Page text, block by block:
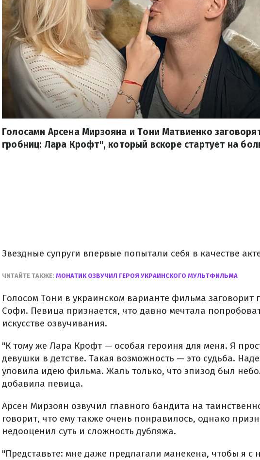
Голосами Арсена Мирзояна и Тони Матвиенко
гробниц: Лара Крофт", который вскоре стартует на
Звездные супруги впервые попытали себя в качестве
ЧИТАЙТЕ ТАКЖЕ: МОНАТИК ОЗВУЧИЛ ГЕРОЯ УКРАИНСКОГО МУЛЬТФИЛЬМА
Голосом Тони в украинском варианте фильма
Софи. Певица признается, что давно мечтала
искусстве озвучивания.
"К тому же Лара Крофт — особая героиня для меня. Я
девушки в детстве. Такая возможность — это судьба.
уловила идею фильма. Жаль только, что эпизод был
добавила певица.
Арсен Мирзоян озвучил главного бандита на
говорит, что ему также очень понравилось, однако
недооценил суть и сложность дубляжа.
"Представьте: мне даже предлагали манекена, чтобы я с